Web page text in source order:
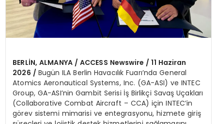
BERLİN, ALMANYA / ACCESS Newswire / 11 Haziran
2026 / Bugün ILA Berlin Havacılık Fuarı’nda General
Atomics Aeronautical Systems, Inc. (GA-ASI) ve INTEC
Group, GA-ASI’nin Gambit Serisi İş Birlikçi Savaş Uçakları
(Collaborative Combat Aircraft – CCA) için INTEC’in
görev sistemi mimarisi ve entegrasyonu, hizmete giriş